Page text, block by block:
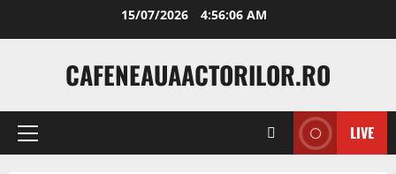
15/07/2026 4:56:06 AM
CAFENEAUAACTORILOR.RO
Primary
LIVE